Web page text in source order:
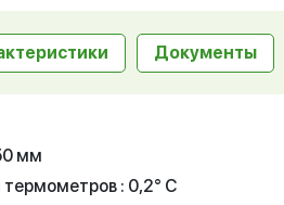
Документы
мм
: 0,2° С